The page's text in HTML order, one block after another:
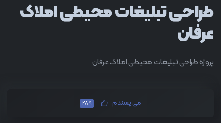
طراحی تبلیغات محیطی املاک
عرفان
پروژه طراحی تبلیغات محیطی املاک عرفان
می پسندم 289